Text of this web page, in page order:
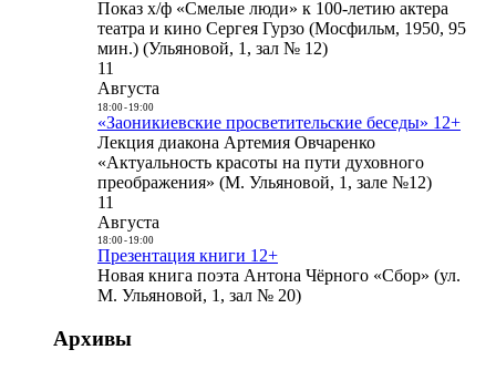
Показ х/ф «Смелые люди» к 100-летию актера
театра и кино Сергея Гурзо (Мосфильм, 1950, 95
мин.) (Ульяновой, 1, зал № 12)
11
Августа
18:00- 19:00
«Заоникиевские просветительские беседы» 12+
Лекция диакона Артемия Овчаренко
«Актуальность красоты на пути духовного
преображения» (М. Ульяновой, 1, зале №12)
11
Августа
18:00- 19:00
Презентация книги 12+
Новая книга поэта Антона Чёрного «Сбор» (ул.
М. Ульяновой, 1, зал № 20)
Архивы